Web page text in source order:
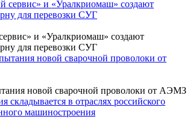
и «Уралкриомаш» создают
для перевозки СУГ
новой сварочной проволоки от АЭМЗ